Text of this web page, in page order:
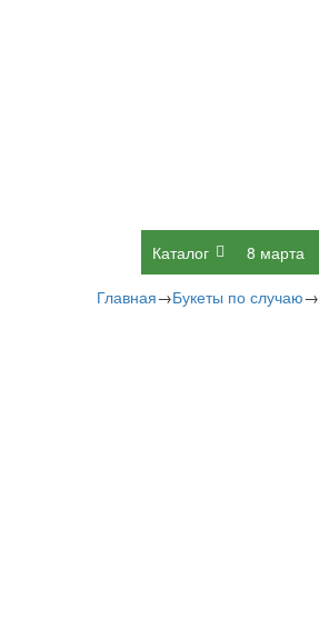
Каталог 8 марта
Главная→Букеты по случаю→